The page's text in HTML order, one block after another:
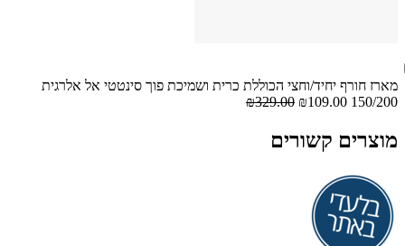
מארז חורף יחיד/וחצי הכוללת כרית ושמיכת פוך סינטטי אל אלרגית
150/200
₪109.00
₪329.00
מוצרים קשורים